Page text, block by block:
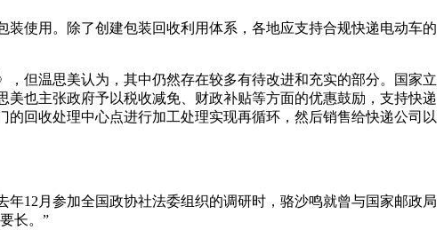
使用。除了创建包装回收利用体系，各地应支持合规快递电动车的
但温思美认为，其中仍然存在较多有待改进和充实的部分。国家立
也主张政府予以税收减免、财政补贴等方面的优惠鼓励，支持快递
回收处理中心点进行加工处理实现再循环，然后销售给快递公司以
12月参加全国政协社法委组织的调研时，骆沙鸣就曾与国家邮政局
长。”